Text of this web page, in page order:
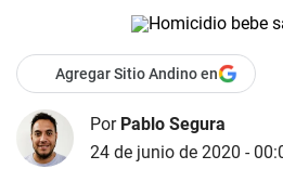
Agregar Sitio Andino en
Por Pablo Segura
24 de junio de 2020 -